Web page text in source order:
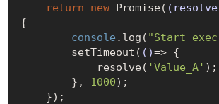
return
new Promise(
{
console .log( "Start exec
        setTimeout(
()=> {
            resolve(
'Value_A' );
        },
1000);